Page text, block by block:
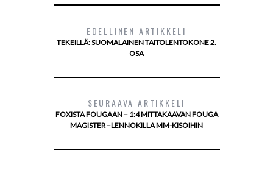
EDELLINEN ARTIKKELI
TEKEILLÄ: SUOMALAINEN TAITOLENTOKONE 2.
OSA
SEURAAVA ARTIKKELI
FOXISTA FOUGAAN – 1:4 MITTAKAAVAN FOUGA
MAGISTER –LENNOKILLA MM-KISOIHIN